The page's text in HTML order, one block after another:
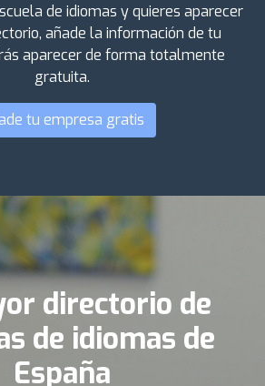
de idiomas y quieres aparecer
añade la información de tu
aparecer de forma totalmente
gratuita.
tu empresa gratis
directorio de
de idiomas de
España